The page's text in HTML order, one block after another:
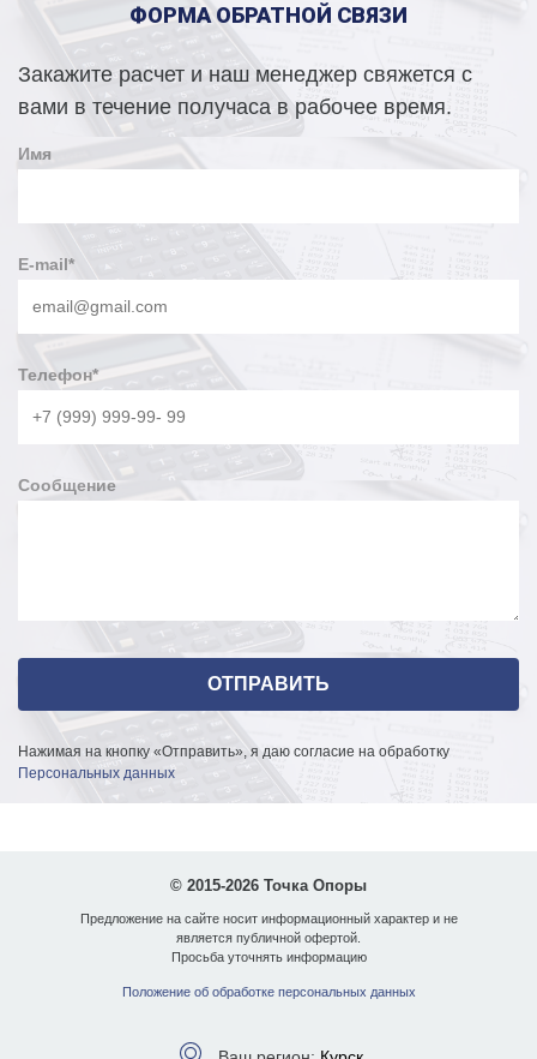
ФОРМА ОБРАТНОЙ СВЯЗИ
Закажите расчет и наш менеджер свяжется с
вами в течение получаса в рабочее время.
Имя
E-mail*
Телефон*
Сообщение
Нажимая на кнопку «Отправить», я даю согласие на обработку
Персональных данных
© 2015-2026 Точка Опоры
Предложение на сайте носит информационный характер и не
является публичной офертой.
Просьба уточнять информацию
Положение об обработке персональных данных